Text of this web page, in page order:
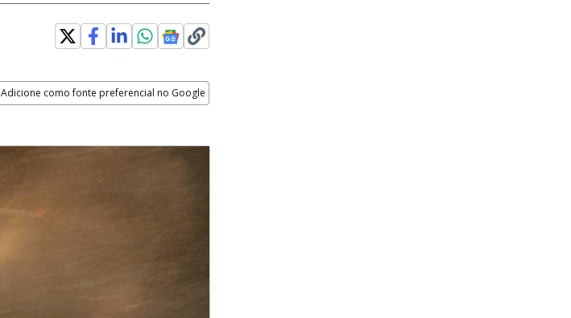
Adicione como fonte preferencial no Google